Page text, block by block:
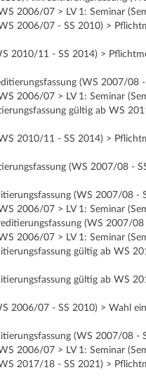
2006/07 > LV 1: Seminar
2006/07 - SS 2010) >
2010/11 - SS 2014) >
(WS 2007/08
2006/07 > LV 1: Seminar
gültig ab WS
2010/11 - SS 2014) >
(WS 2007/08
(WS 2007/08 -
2006/07 > LV 1: Seminar
(WS 2007/
2006/07 > LV 1: Seminar
gültig ab WS
gültig ab WS
2006/07 - SS 2010) > Wahl
(WS 2007/08 -
2006/07 > LV 1: Seminar
2017/18 - SS 2021) >